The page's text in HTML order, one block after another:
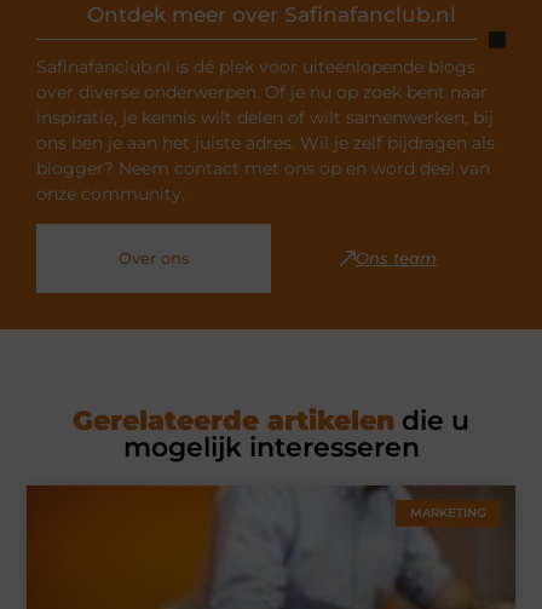
Ontdek meer over Safinafanclub.nl
Safinafanclub.nl is dé plek voor uiteenlopende blogs
over diverse onderwerpen. Of je nu op zoek bent naar
inspiratie, je kennis wilt delen of wilt samenwerken, bij
ons ben je aan het juiste adres. Wil je zelf bijdragen als
blogger? Neem contact met ons op en word deel van
onze community.
Over ons Ons team
Gerelateerde artikelen die u
mogelijk interesseren
MARKETING